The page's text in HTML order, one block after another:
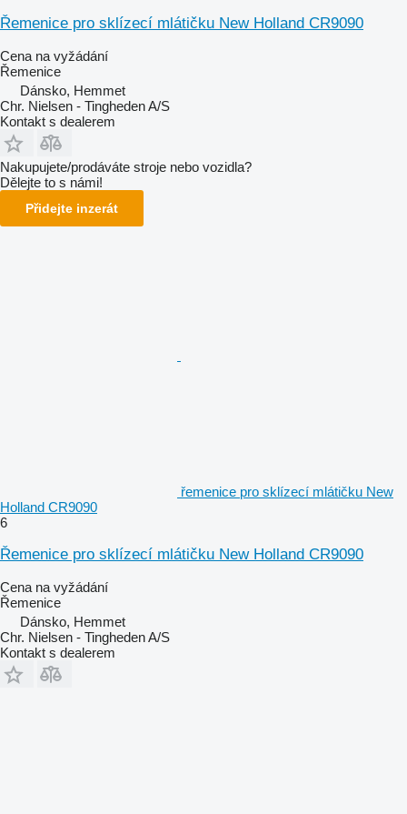
Řemenice pro sklízecí mlátičku New Holland CR9090
Cena na vyžádání
Řemenice
Dánsko, Hemmet
Chr. Nielsen - Tingheden A/S
Kontakt s dealerem
Nakupujete/prodáváte stroje nebo vozidla?
Dělejte to s námi!
Přidejte inzerát
řemenice pro sklízecí mlátičku New
Holland CR9090
6
Řemenice pro sklízecí mlátičku New Holland CR9090
Cena na vyžádání
Řemenice
Dánsko, Hemmet
Chr. Nielsen - Tingheden A/S
Kontakt s dealerem